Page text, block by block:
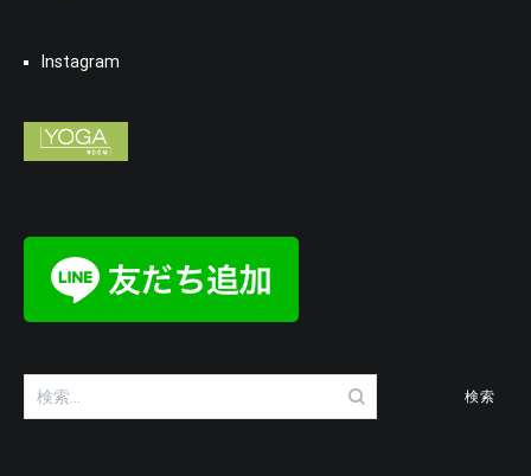
Instagram
検
索: